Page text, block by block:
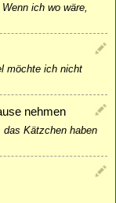
Wenn ich wo wäre,
möchte ich nicht
nehmen
das Kätzchen haben